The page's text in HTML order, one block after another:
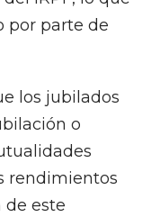
por parte de
los jubilados
o
rendimientos
de este